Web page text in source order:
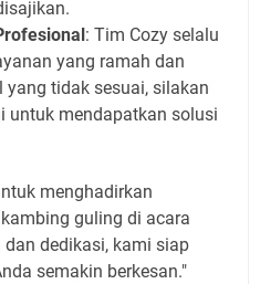
: Tim Cozy selalu
yang ramah dan
tidak sesuai, silakan
untuk mendapatkan solusi
menghadirkan
guling di acara
dedikasi, kami siap
semakin berkesan."